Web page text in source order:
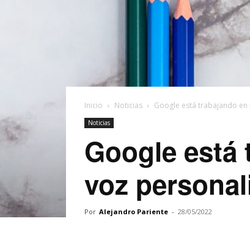
Inicio Noticias Google está trabajando en
Noticias
Google está
voz
Por Alejandro Pariente - 28/05/2022